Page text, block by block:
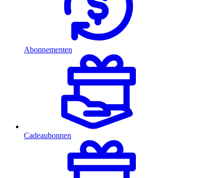
Abonnementen
Cadeaubonnen